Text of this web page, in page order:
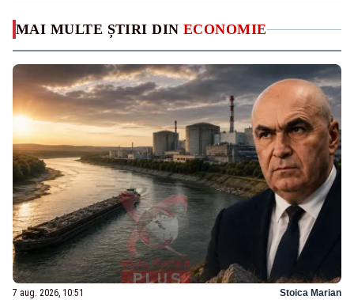
MAI MULTE ȘTIRI DIN ECONOMIE
7 aug. 2026, 10:51 Stoica Marian